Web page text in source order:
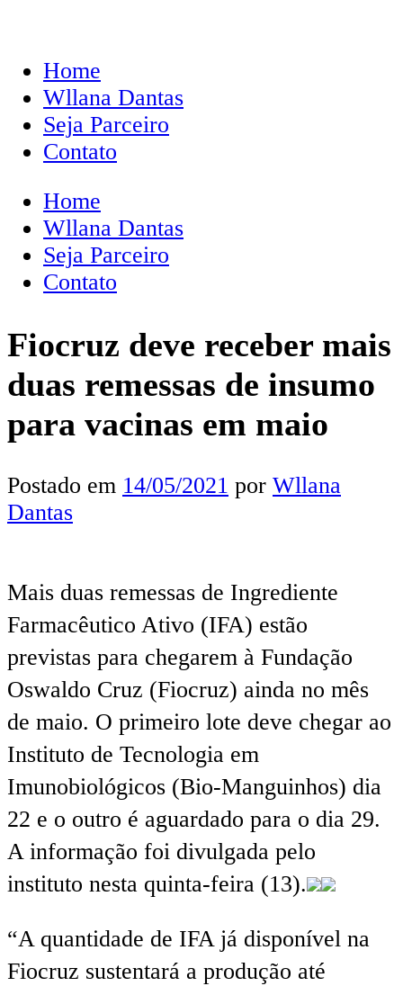
Home
Wllana Dantas
Seja Parceiro
Contato
Home
Wllana Dantas
Seja Parceiro
Contato
Fiocruz deve receber mais
duas remessas de insumo
para vacinas em maio
Postado em 14/05/2021 por Wllana
Dantas
Mais duas remessas de Ingrediente
Farmacêutico Ativo (IFA) estão
previstas para chegarem à Fundação
Oswaldo Cruz (Fiocruz) ainda no mês
de maio. O primeiro lote deve chegar ao
Instituto de Tecnologia em
Imunobiológicos (Bio-Manguinhos) dia
22 e o outro é aguardado para o dia 29.
A informação foi divulgada pelo
instituto nesta quinta-feira (13).
“A quantidade de IFA já disponível na
Fiocruz sustentará a produção até